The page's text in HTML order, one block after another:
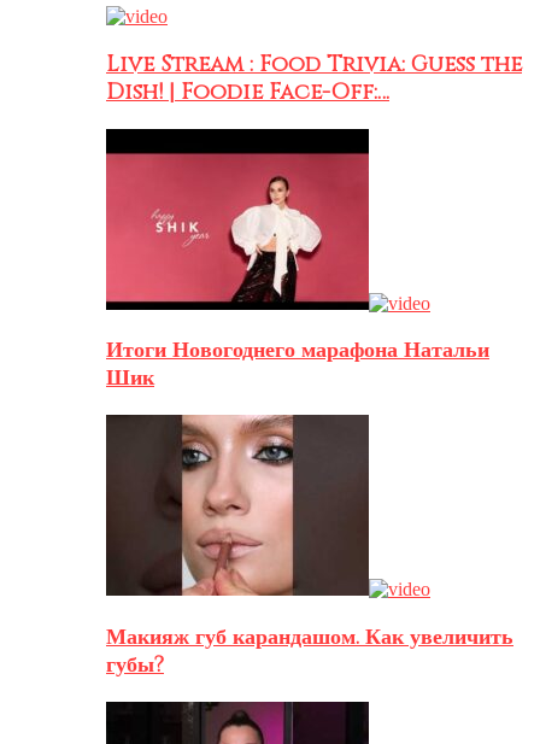
Live Stream : Food Trivia: Guess the
Dish! | Foodie Face-Off:…
Итоги Новогоднего марафона Натальи
Шик
Макияж губ карандашом. Как увеличить
губы?